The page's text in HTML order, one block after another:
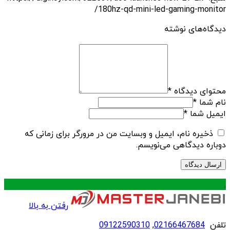
180hz-qd-mini-led-gaming-monitor/
دیدگاه‌های نوشته
محتوای دیدگاه *
نام شما *
ایمیل شما *
ذخیره نام، ایمیل و وبسایت من در مرورگر برای زمانی که
دوباره دیدگاهی می‌نویسم.
.
رفتن به بالا
تلفن 02166467684
,
09122590310